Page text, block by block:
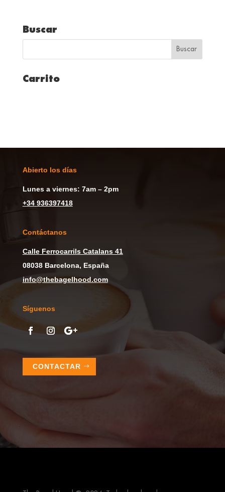
Buscar
Carrito
Abierto los días
Lunes a viernes: 7am – 2pm
+34 936397418
Contáctanos
CalleFerrocarrils Catalans 41
08038 Barcelona, España
info@thebagelhood.com
Síguenos
CONTACTAR